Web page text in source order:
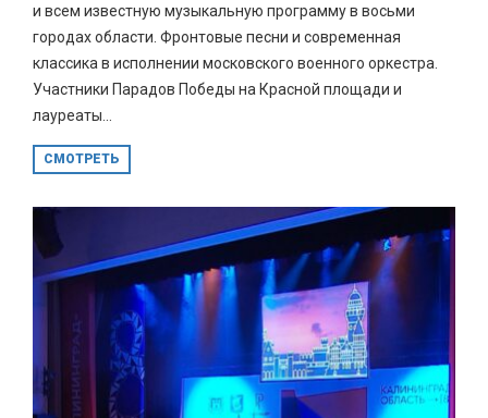
и всем известную музыкальную программу в восьми
городах области. Фронтовые песни и современная
классика в исполнении московского военного оркестра.
Участники Парадов Победы на Красной площади и
лауреаты...
СМОТРЕТЬ